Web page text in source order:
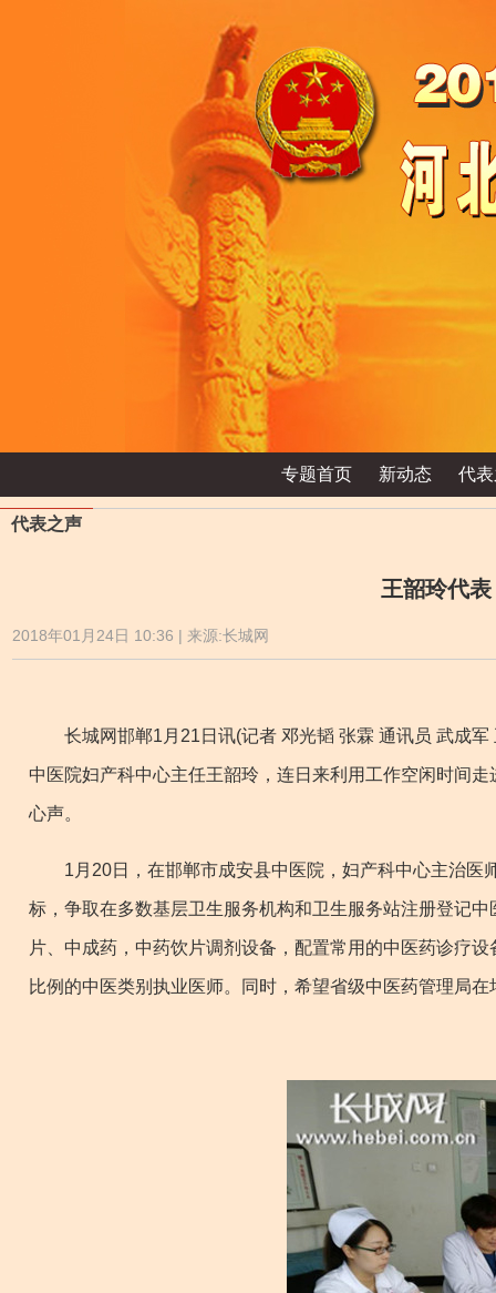
专题首页 新动态 代
代表之声
王韶玲代
2018年01月24日 10:36 | 来源:长城网
长城网邯郸1月21日讯(记者 邓光韬 张霖 通讯员 武成军
中医院妇产科中心主任王韶玲，连日来利用工作空闲时间
心声。
1月20日，在邯郸市成安县中医院，妇产科中心主治医
标，争取在多数基层卫生服务机构和卫生服务站注册登记
片、中成药，中药饮片调剂设备，配置常用的中医药诊疗
比例的中医类别执业医师。同时，希望省级中医药管理局